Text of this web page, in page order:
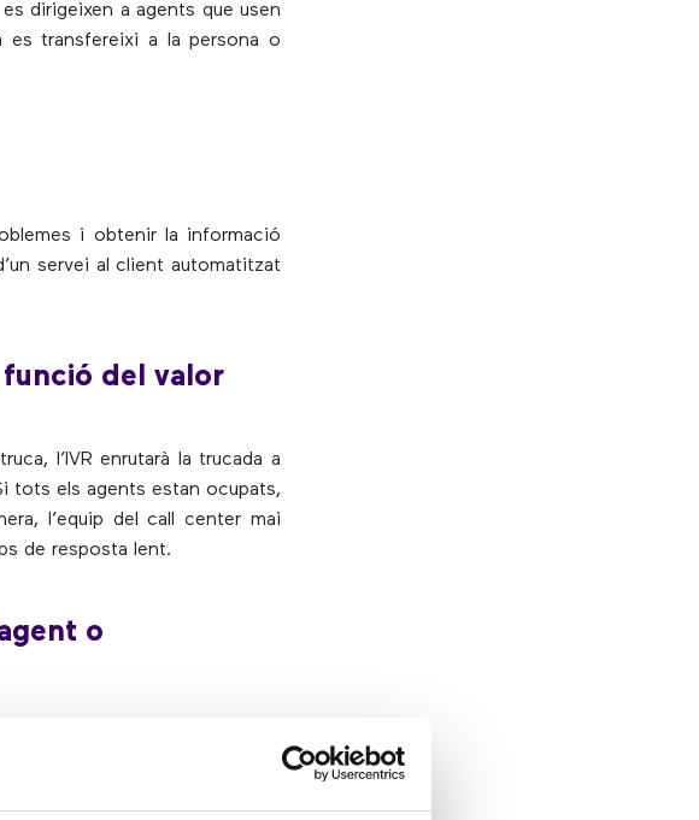
dirigeixen a agents que usen
es transfereixi a la persona o
i obtenir la informació
servei al client automatitzat
del valor
l’IVR enrutarà la trucada a
tots els agents estan ocupats,
l’equip del call center mai
de resposta lent.
o